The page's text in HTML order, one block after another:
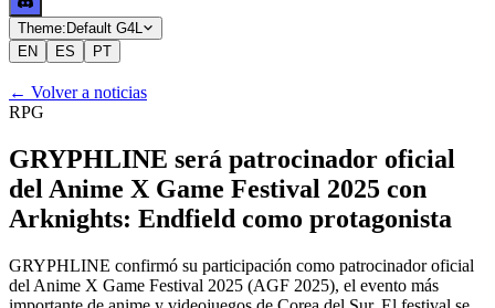
Theme: Default G4L
EN
ES PT
← Volver a noticias
RPG
GRYPHLINE será patrocinador oficial
del Anime X Game Festival 2025 con
Arknights: Endfield como protagonista
GRYPHLINE confirmó su participación como patrocinador oficial
del Anime X Game Festival 2025 (AGF 2025), el evento más